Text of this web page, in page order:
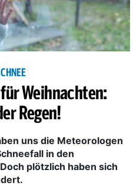
Weihnachten:
Regen!
uns die Meteorologen
in den
plötzlich haben sich